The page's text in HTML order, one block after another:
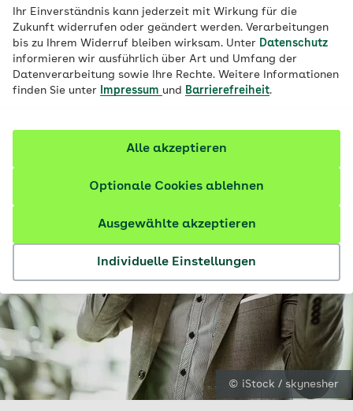
Ihr Einverständnis kann jederzeit mit Wirkung für die
Zukunft widerrufen oder geändert werden. Verarbeitungen
bis zu Ihrem Widerruf bleiben wirksam. Unter Datenschutz
informieren wir ausführlich über Art und Umfang der
Datenverarbeitung sowie Ihre Rechte. Weitere Informationen
finden Sie unter
Impressum und Barrierefreiheit.
Individuelle Einstellungen
Ausgewählte akzeptieren
Optionale Cookies ablehnen
Alle akzeptieren
herrührt und wie sie sich beherrschen
lässt.
Fachlich geprüft
© iStock / skynesher